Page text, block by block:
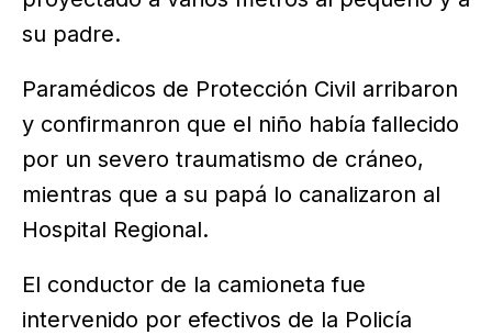
su padre.
Paramédicos de Protección Civil arribaron
y confirmanron que el niño había fallecido
por un severo traumatismo de cráneo,
mientras que a su papá lo canalizaron al
Hospital Regional.
El conductor de la camioneta fue
intervenido por efectivos de la Policía